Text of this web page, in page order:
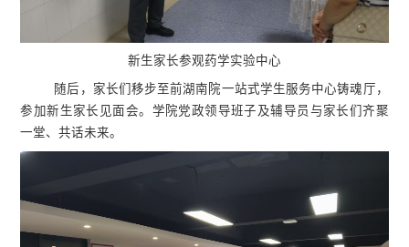
新生家长参观药学实验中心
随后，家长们移步至前湖南院一站式学生服务中心铸魂厅，
参加新生家长见面会。学院党政领导班子及辅导员与家长们齐聚
一堂、共话未来。